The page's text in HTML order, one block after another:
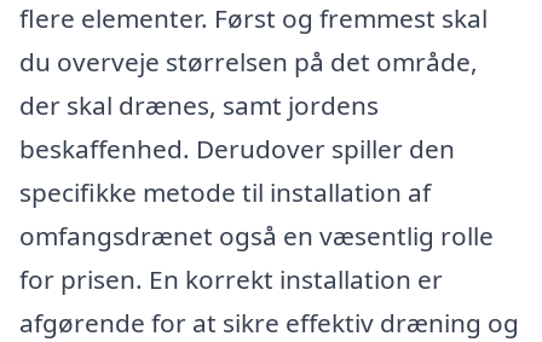
flere elementer. Først og fremmest skal
du overveje størrelsen på det område,
der skal drænes, samt jordens
beskaffenhed. Derudover spiller den
specifikke metode til installation af
omfangsdrænet også en væsentlig rolle
for prisen. En korrekt installation er
afgørende for at sikre effektiv dræning og